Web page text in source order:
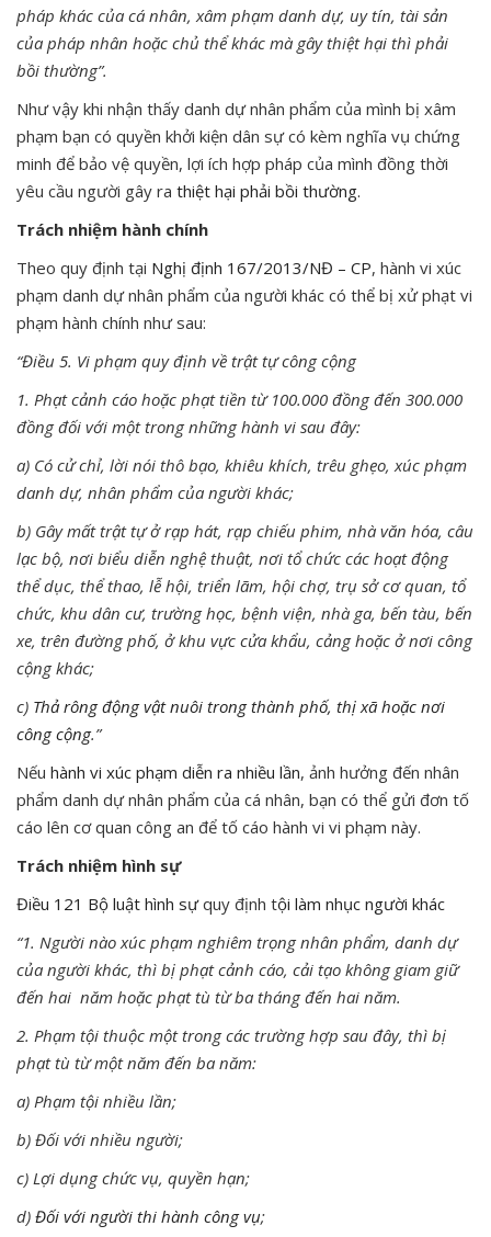
pháp khác của cá nhân, xâm phạm danh dự, uy tín, tài sản
của pháp nhân hoặc chủ thể khác mà gây thiệt hại thì phải
bồi thường”.
Như vậy khi nhận thấy danh dự nhân phẩm của mình bị xâm
phạm bạn có quyền khởi kiện dân sự có kèm nghĩa vụ chứng
minh để bảo vệ quyền, lợi ích hợp pháp của mình đồng thời
yêu cầu người gây ra thiệt hại phải bồi thường.
Trách nhiệm hành chính
Theo quy định tại Nghị định 167/2013/NĐ – CP, hành vi xúc
phạm danh dự nhân phẩm của người khác có thể bị xử phạt vi
phạm hành chính như sau:
“Điều 5. Vi phạm quy định về trật tự công cộng
1. Phạt cảnh cáo hoặc phạt tiền từ 100.000 đồng đến 300.000
đồng đối với một trong những hành vi sau đây:
a) Có cử chỉ, lời nói thô bạo, khiêu khích, trêu ghẹo, xúc phạm
danh dự, nhân phẩm của người khác;
b) Gây mất trật tự ở rạp hát, rạp chiếu phim, nhà văn hóa, câu
lạc bộ, nơi biểu diễn nghệ thuật, nơi tổ chức các hoạt động
thể dục, thể thao, lễ hội, triển lãm, hội chợ, trụ sở cơ quan, tổ
chức, khu dân cư, trường học, bệnh viện, nhà ga, bến tàu, bến
xe, trên đường phố, ở khu vực cửa khẩu, cảng hoặc ở nơi công
cộng khác;
c) Thả rông động vật nuôi trong thành phố, thị xã hoặc nơi
công cộng.”
Nếu hành vi xúc phạm diễn ra nhiều lần, ảnh hưởng đến nhân
phẩm danh dự nhân phẩm của cá nhân, bạn có thể gửi đơn tố
cáo lên cơ quan công an để tố cáo hành vi vi phạm này.
Trách nhiệm hình sự
Điều 121 Bộ luật hình sự quy định tội làm nhục người khác
“1. Người nào xúc phạm nghiêm trọng nhân phẩm, danh dự
của người khác, thì bị phạt cảnh cáo, cải tạo không giam giữ
đến hai năm hoặc phạt tù từ ba tháng đến hai năm.
2. Phạm tội thuộc một trong các trường hợp sau đây, thì bị
phạt tù từ một năm đến ba năm:
a) Phạm tội nhiều lần;
b) Đối với nhiều người;
c) Lợi dụng chức vụ, quyền hạn;
d) Đối với người thi hành công vụ;